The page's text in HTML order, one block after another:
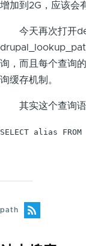
增加到2G，应该会
今天再次打开
询，而且每个查询
询缓存机制。
其实这个查询语
SELECT alias
path